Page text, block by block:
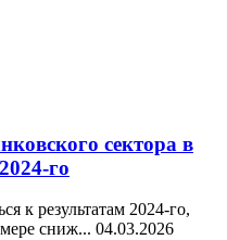
сектора в
го
к результатам 2024-го,
сниж... 04.03.2026